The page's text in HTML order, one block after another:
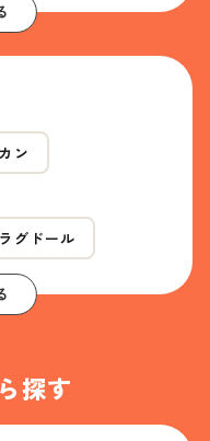
ン
ラグドール
探す